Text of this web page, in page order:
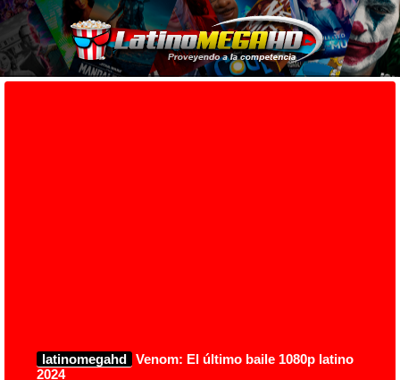
latinomegahd Venom: El último baile 1080p latino
2024